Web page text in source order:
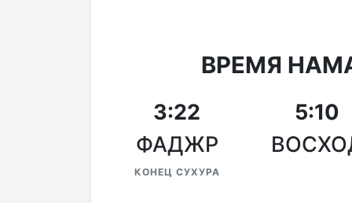
ВРЕМЯ
3:22
ФАДЖР
КОНЕЦ СУХУРА
5:10